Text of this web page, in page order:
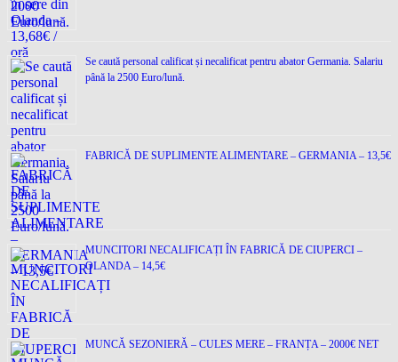
Se caută personal calificat și necalificat pentru abator Germania. Salariu
până la 2500 Euro/lună.
FABRICĂ DE SUPLIMENTE ALIMENTARE – GERMANIA – 13,5€
MUNCITORI NECALIFICAȚI ÎN FABRICĂ DE CIUPERCI –
OLANDA – 14,5€
MUNCĂ SEZONIERĂ – CULES MERE – FRANȚA – 2000€ NET